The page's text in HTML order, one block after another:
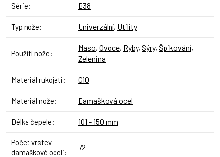
Série: B38
Typ nože: Univerzální, Utility
Použití nože:
Maso, Ovoce, Ryby, Sýry, Špikování,
Zelenina
Materiál rukojeti: G10
Materiál nože: Damašková ocel
Délka čepele: 101 - 150 mm
Počet vrstev
damaškové oceli:
72